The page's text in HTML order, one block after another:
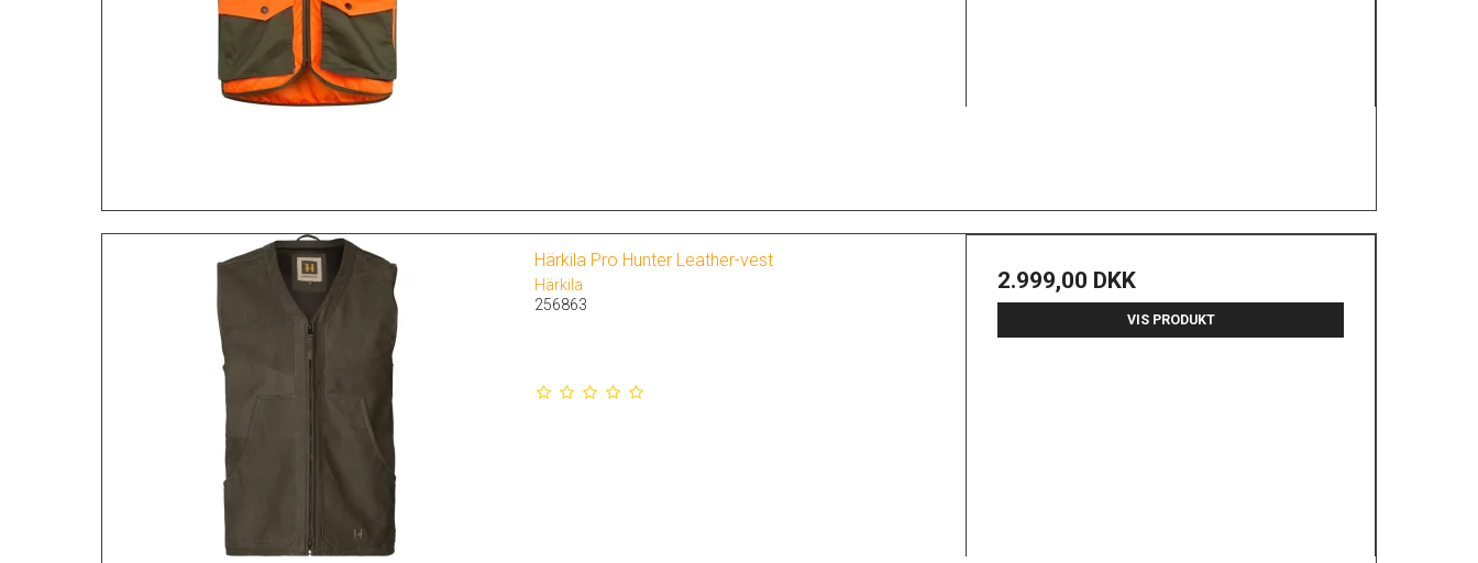
Härkila Pro Hunter Leather-vest
Härkila
256863
2.999,00 DKK
VIS PRODUKT